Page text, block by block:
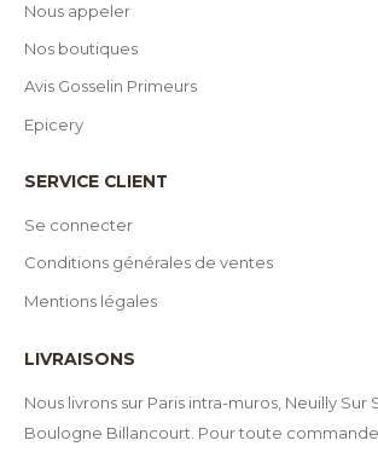
Nous appeler
Nos boutiques
Avis Gosselin Primeurs
Epicery
SERVICE CLIENT
Se connecter
Conditions générales de ventes
Mentions légales
LIVRAISONS
Nous livrons sur Paris intra-muros, Neuilly Sur
Boulogne Billancourt. Pour toute